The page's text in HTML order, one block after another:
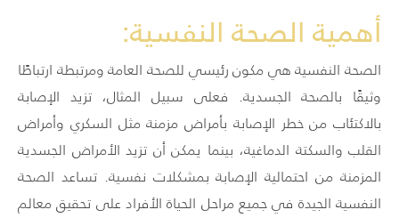
أهمية الصحة النفسية:
الصحة النفسية هي مكون رئيسي للصحة العامة ومرتبطة ارتباطًا
وثيقًا بالصحة الجسدية. فعلى سبيل المثال، تزيد الإصابة
بالاكتئاب من خطر الإصابة بأمراض مزمنة مثل السكري وأمراض
القلب والسكتة الدماغية، بينما يمكن أن تزيد الأمراض الجسدية
المزمنة من احتمالية الإصابة بمشكلات نفسية. تساعد الصحة
النفسية الجيدة في جميع مراحل الحياة الأفراد على تحقيق معالم